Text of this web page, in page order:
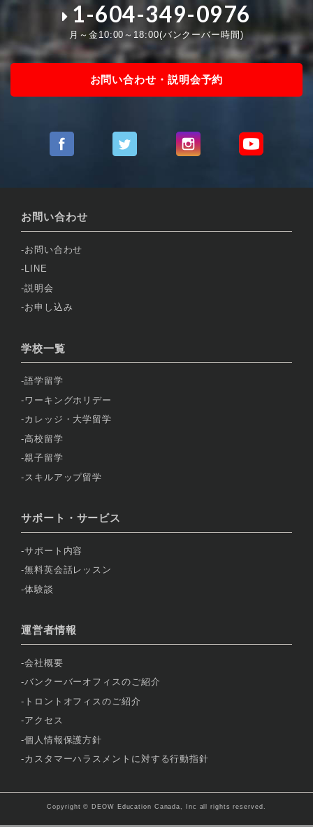
1-604-349-0976
月～金10:00～18:00(バンクーバー時間)
お問い合わせ・説明会予約
お問い合わせ
お問い合わせ
LINE
説明会
お申し込み
学校一覧
語学留学
ワーキングホリデー
カレッジ・大学留学
高校留学
親子留学
スキルアップ留学
サポート・サービス
サポート内容
無料英会話レッスン
体験談
運営者情報
会社概要
バンクーバーオフィスのご紹介
トロントオフィスのご紹介
アクセス
個人情報保護方針
カスタマーハラスメントに対する行動指針
Copyright © DEOW Education Canada, Inc all rights reserved.